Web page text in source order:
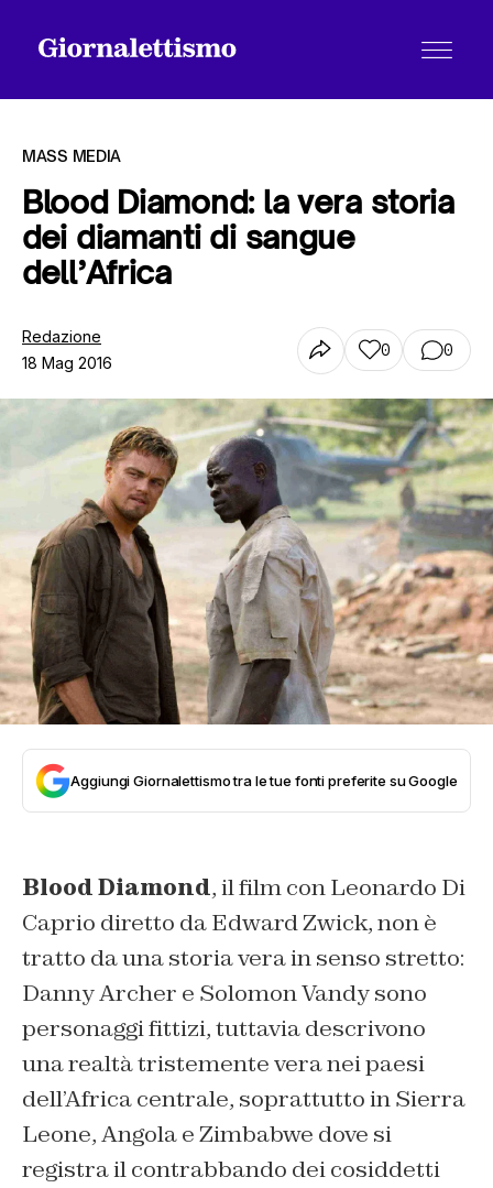
Tutti gli articoli
Chi siamo
Contatti
MASS MEDIA
Blood Diamond: la vera storia
dei diamanti di sangue
dell’Africa
Redazione
18 Mag 2016
0 0
Aggiungi Giornalettismo tra le tue fonti preferite su Google
Blood Diamond, il film con Leonardo Di
Caprio diretto da Edward Zwick, non è
tratto da una storia vera in senso stretto:
Danny Archer e Solomon Vandy sono
personaggi fittizi, tuttavia descrivono
una realtà tristemente vera nei paesi
dell’Africa centrale, soprattutto in Sierra
Leone, Angola e Zimbabwe dove si
registra il contrabbando dei cosiddetti